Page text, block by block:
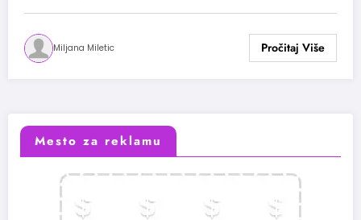
Miljana Miletic
Mesto za reklamu